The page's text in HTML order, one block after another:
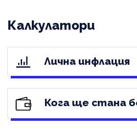
Калкулатори
Лична инфлация
Кога ще стана